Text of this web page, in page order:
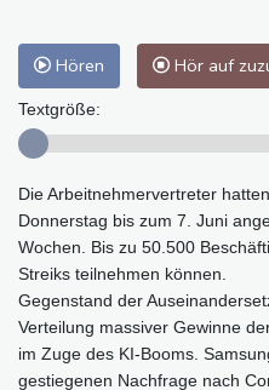
Hören Hör auf
Textgröße:
Die Arbeitnehmervertreter
Donnerstag bis zum 7. Juni
Wochen. Bis zu 50.500
Streiks teilnehmen können.
Gegenstand der
Verteilung massiver Gewinne
im Zuge des KI-Booms.
gestiegenen Nachfrage nach